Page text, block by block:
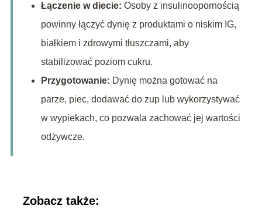
Łączenie w diecie: Osoby z insulinoopornością
powinny łączyć dynię z produktami o niskim IG,
białkiem i zdrowymi tłuszczami, aby
stabilizować poziom cukru.
Przygotowanie: Dynię można gotować na
parze, piec, dodawać do zup lub wykorzystywać
w wypiekach, co pozwala zachować jej wartości
odżywcze.
Zobacz także: